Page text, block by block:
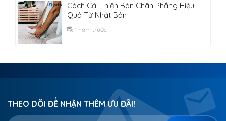
Cách Cải Thiện Bàn Chân Phẳng Hiệu
Quả Từ Nhật Bản
1 năm trước
THEO DÕI ĐỂ NHẬN THÊM ƯU ĐÃI!